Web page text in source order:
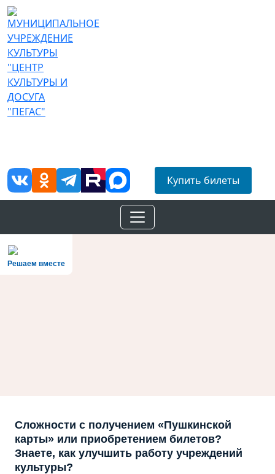
Купить билеты
Решаем вместе
Сложности с получением «Пушкинской
карты» или приобретением билетов?
Знаете, как улучшить работу учреждений
культуры?